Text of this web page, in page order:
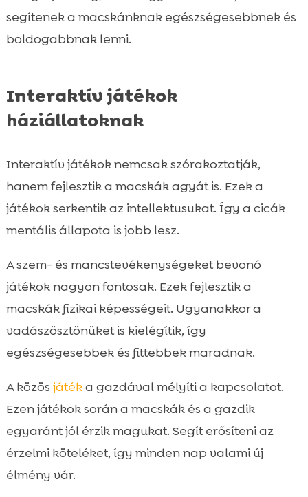
segítenek a macskánknak egészségesebbnek és
boldogabbnak lenni.
Interaktív játékok
háziállatoknak
Interaktív játékok nemcsak szórakoztatják,
hanem fejlesztik a macskák agyát is. Ezek a
játékok serkentik az intellektusukat. Így a cicák
mentális állapota is jobb lesz.
A szem- és mancstevékenységeket bevonó
játékok nagyon fontosak. Ezek fejlesztik a
macskák fizikai képességeit. Ugyanakkor a
vadászösztönüket is kielégítik, így
egészségesebbek és fittebbek maradnak.
A közös játéka gazdával mélyíti a kapcsolatot.
Ezen játékok során a macskák és a gazdik
egyaránt jól érzik magukat. Segít erősíteni az
érzelmi köteléket, így minden nap valami új
élmény vár.